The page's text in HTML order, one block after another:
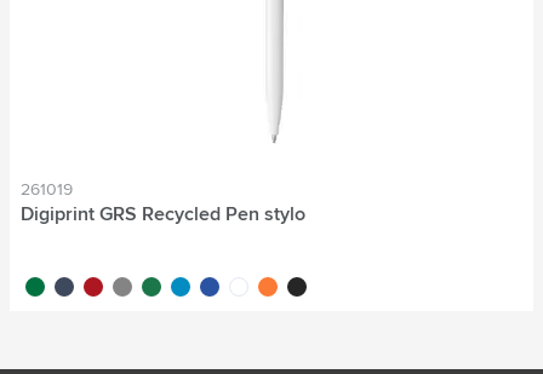
261019
Digiprint GRS Recycled Pen stylo
vert/blanc
bleu foncé/blanc
blanc/rouge
gris/blanc
blanc/vert
blanc/bleu clair
blanc/bleu foncé
blanc/blanc
blanc/orange
noir/blanc